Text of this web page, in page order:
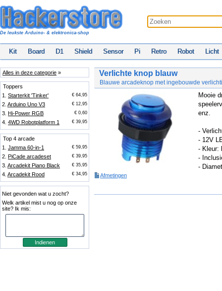
De leukste Arduino- & elektronica-shop
Kit Board D1 Shield Sensor Pi Retro Robot Licht
Alles in deze categorie »
Toppers
1. Starterkit 'Tinker' € 64,95
2. Arduino Uno V3 € 12,95
3. Hi-Power RGB € 0,60
4. 4WD Robotplatform 1 € 39,95
Top 4 arcade
1. Jamma 60-in-1 € 59,95
2. PiCade arcadeset € 39,95
3. Arcadekit Piano Black € 35,95
4. Arcadekit Rood € 34,95
Niet gevonden wat u zocht?
Welk artikel mist u nog op onze
site? Ik mis:
Verlichte knop blauw
Blauwe arcadeknop met ingebouwde
Afmetingen
Mooie
enz.
-
- 12V
- Kleur:
-
-